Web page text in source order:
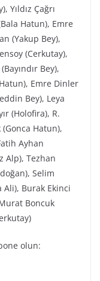
Yıldız Çağrı
Hatun), Emre
(Yakup Bey),
(Cerkutay),
Bey),
Emre Dinler
Bey), Leya
(Holofira), R.
Hatun),
Ayhan
Alp), Tezhan
Selim
Ali), Burak Ekinci
Boncuk
olun: